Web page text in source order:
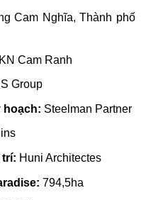
Cam Nghĩa, Thành phố
Cam Ranh
Group
hoạch: Steelman Partner
Huni Architectes
794,5ha